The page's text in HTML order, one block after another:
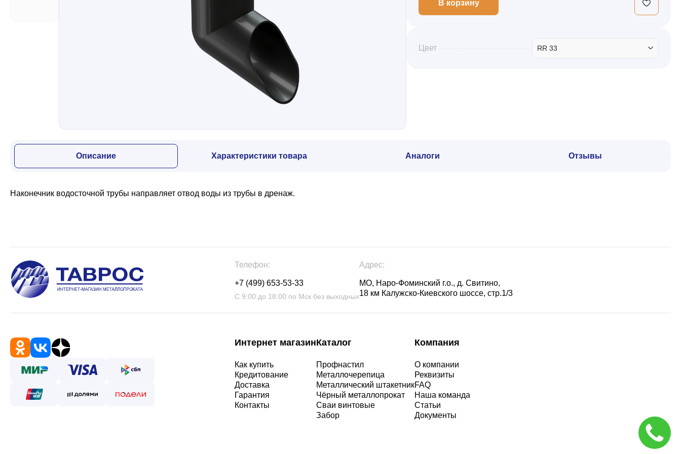
Профили для гипсокартона
Дача и сад
В корзину
Цвет RR 33
Описание Характеристики товара Аналоги Отзывы
Наконечник водосточной трубы направляет отвод воды из трубы в дренаж.
Телефон:
+7 (499) 653-53-33
С 9:00 до 18:00 по Мск без выходных
Адрес:
МО, Наро-Фоминский г.о., д. Свитино,
18 км Калужско-Киевского шоссе, стр.1/3
Интернет магазин
Как купить
Кредитование
Доставка
Гарантия
Контакты
Каталог
Профнастил
Металлочерепица
Металлический штакетник
Чёрный металлопрокат
Сваи винтовые
Забор
Компания
О компании
Реквизиты
FAQ
Наша команда
Статьи
Документы